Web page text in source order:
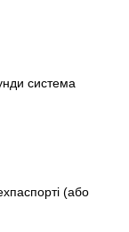
система
(або